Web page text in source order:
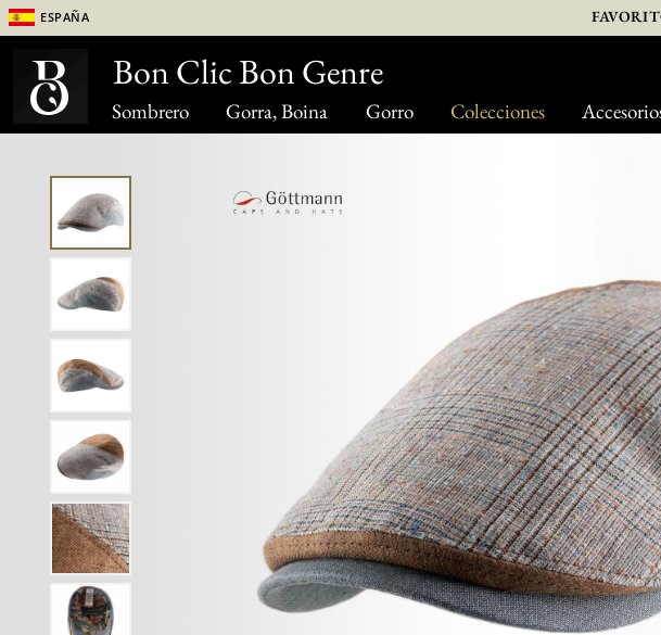
Sombrero Gorra, Boina Gorro Colecciones
España
Bon Clic Bon Genre